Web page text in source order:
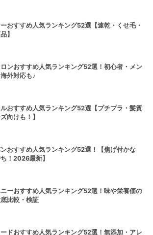
ーおすすめ人気ランキング52選【速乾・くせ毛・
】
ンおすすめ人気ランキング52選！初心者・メン
外対応も♪
おすすめ人気ランキング52選【プチプラ・髪質
向けも！】
おすすめ人気ランキング52選！【焦げ付かな
！2026最新】
ーおすすめ人気ランキング52選！味や栄養価の
比較・検証
ードおすすめ人気ランキング52選！無添加・アレ